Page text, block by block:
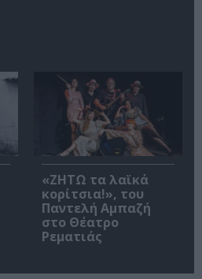
«ΖΗΤΩ τα λαϊκά
κορίτσια!», του
Παντελή Αμπαζή
στο Θέατρο
Ρεματιάς